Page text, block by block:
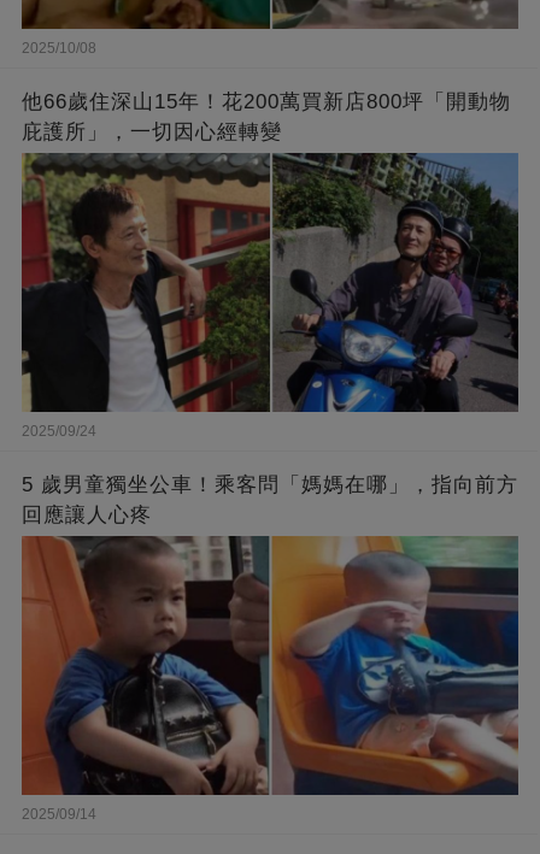
2025/10/08
他66歲住深山15年！花200萬買新店800坪「開動物
庇護所」，一切因心經轉變
2025/09/24
5 歲男童獨坐公車！乘客問「媽媽在哪」，指向前方
回應讓人心疼
2025/09/14